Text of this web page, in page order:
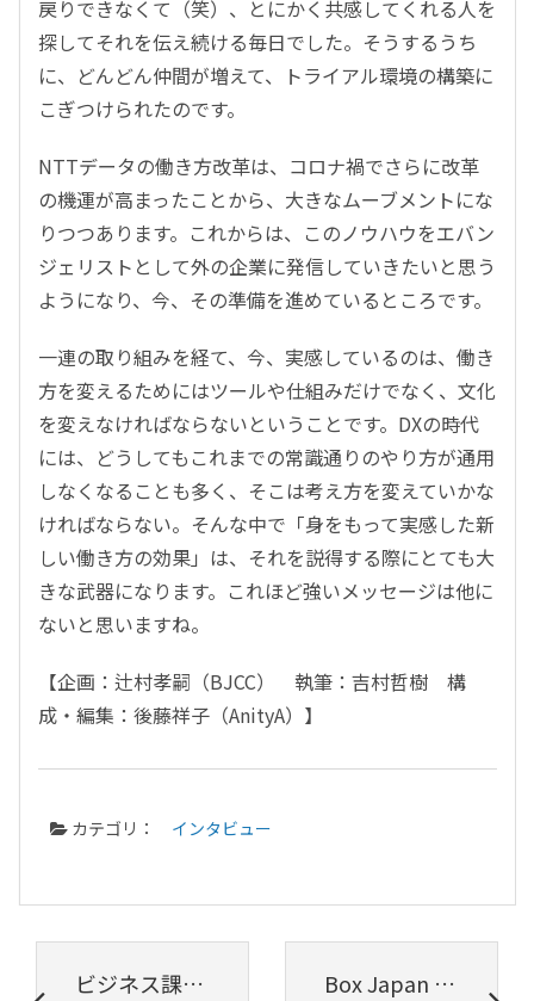
戻りできなくて（笑）、とにかく共感してくれる人を
探してそれを伝え続ける毎日でした。そうするうち
に、どんどん仲間が増えて、トライアル環境の構築に
こぎつけられたのです。
NTTデータの働き方改革は、コロナ禍でさらに改革
の機運が高まったことから、大きなムーブメントにな
りつつあります。これからは、このノウハウをエバン
ジェリストとして外の企業に発信していきたいと思う
ようになり、今、その準備を進めているところです。
一連の取り組みを経て、今、実感しているのは、働き
方を変えるためにはツールや仕組みだけでなく、文化
を変えなければならないということです。DXの時代
には、どうしてもこれまでの常識通りのやり方が通用
しなくなることも多く、そこは考え方を変えていかな
ければならない。そんな中で「身をもって実感した新
しい働き方の効果」は、それを説得する際にとても大
きな武器になります。これほど強いメッセージは他に
ないと思いますね。
【企画：辻村孝嗣（BJCC） 執筆：吉村哲樹 構
成・編集：後藤祥子（AnityA）】
カテゴリ： インタビュー
ビジネス課題を「自分の頭で考え、解決できる文化」を浸透させ、それを支える環境をITで構築する——外資系企業のよさを取り入れながらDXを推進する東急不動産ホールディングス柏崎氏が目指す「働き方改革」 Box Japan Cloud Connections 第7回Meetup 開催レポート：コロナ禍はシステム刷新のチャンス？「予期せぬ実践」から見えてきた課題と解決への道